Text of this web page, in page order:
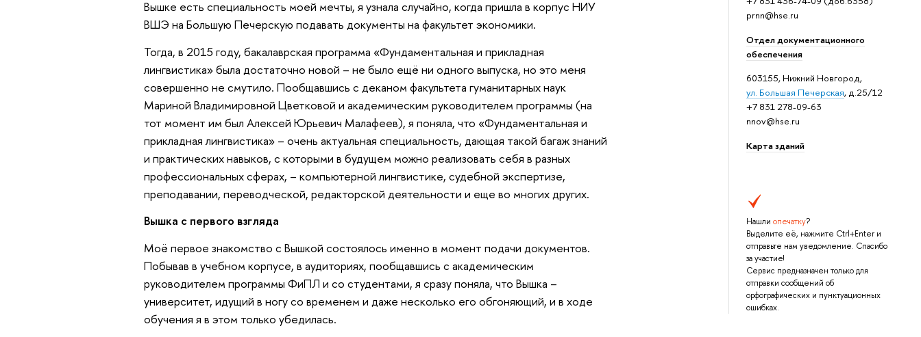
prnn@hse.ru
Отдел документационного
обеспечения
603155, Нижний Новгород,
ул. Большая Печерская, д.25/12
+7 831 278-09-63
nnov@hse.ru
Карта зданий
Нашли опечатку?
Выделите её, нажмите Ctrl+Enter и
отправьте нам уведомление. Спасибо
за участие!
Сервис предназначен только для
отправки сообщений об
орфографических и пунктуационных
ошибках.
Вышке есть специальность моей мечты, я узнала случайно, когда пришла в корпус НИУ
ВШЭ на Большую Печерскую подавать документы на факультет экономики.
Тогда, в 2015 году, бакалаврская программа «Фундаментальная и прикладная
лингвистика» была достаточно новой – не было ещё ни одного выпуска, но это меня
совершенно не смутило. Пообщавшись с деканом факультета гуманитарных наук
Мариной Владимировной Цветковой и академическим руководителем программы (на
тот момент им был Алексей Юрьевич Малафеев), я поняла, что «Фундаментальная и
прикладная лингвистика» – очень актуальная специальность, дающая такой багаж знаний
и практических навыков, с которыми в будущем можно реализовать себя в разных
профессиональных сферах, – компьютерной лингвистике, судебной экспертизе,
преподавании, переводческой, редакторской деятельности и еще во многих других.
Вышка с первого взгляда
Моё первое знакомство с Вышкой состоялось именно в момент подачи документов.
Побывав в учебном корпусе, в аудиториях, пообщавшись с академическим
руководителем программы ФиПЛ и со студентами, я сразу поняла, что Вышка –
университет, идущий в ногу со временем и даже несколько его обгоняющий, и в ходе
обучения я в этом только убедилась.